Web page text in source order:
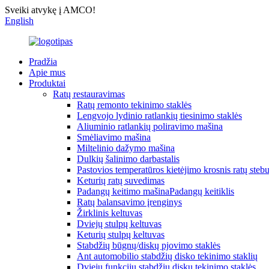
Sveiki atvykę į AMCO!
English
Pradžia
Apie mus
Produktai
Ratų restauravimas
Ratų remonto tekinimo staklės
Lengvojo lydinio ratlankių tiesinimo staklės
Aliuminio ratlankių poliravimo mašina
Smėliavimo mašina
Miltelinio dažymo mašina
Dulkių šalinimo darbastalis
Pastovios temperatūros kietėjimo krosnis ratų
Keturių ratų suvedimas
Padangų keitimo mašinaPadangų keitiklis
Ratų balansavimo įrenginys
Žirklinis keltuvas
Dviejų stulpų keltuvas
Keturių stulpų keltuvas
Stabdžių būgnų/diskų pjovimo staklės
Ant automobilio stabdžių disko tekinimo staklių
Dviejų funkcijų stabdžių diskų tekinimo staklės